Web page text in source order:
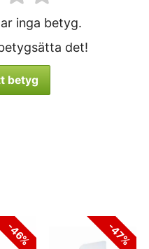
inga betyg.
det!
betyg
-46% -47%